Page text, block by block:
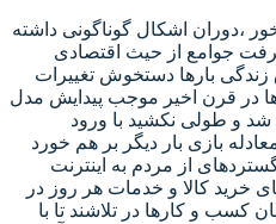
،دوران اشکال گوناگونی داشته
جوامع از حیث اقتصادی
بارها دستخوش تغییرات
قرن اخیر موجب پیدایش مدل
و طولی نکشید با ورود
بازی بار دیگر بر هم خورد
از مردم به اینترنت
خرید کالا و خدمات هر روز در
و کارها در تلاشند تا با